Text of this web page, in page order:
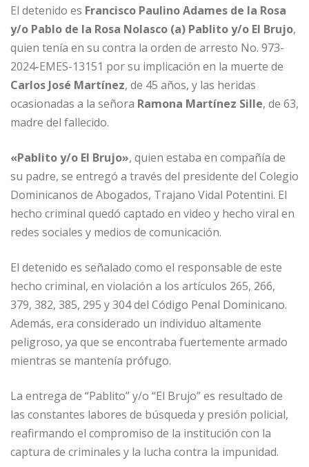
El detenido es Francisco Paulino Adames de la Rosa
y/o Pablo de la Rosa Nolasco (a) Pablito y/o El Brujo,
quien tenía en su contra la orden de arresto No. 973-
2024-EMES-13151 por su implicación en la muerte de
Carlos José Martínez, de 45 años, y las heridas
ocasionadas a la señora Ramona Martínez Sille, de 63,
madre del fallecido.
«Pablito y/o El Brujo», quien estaba en compañía de
su padre, se entregó a través del presidente del Colegio
Dominicanos de Abogados, Trajano Vidal Potentini. El
hecho criminal quedó captado en video y hecho viral en
redes sociales y medios de comunicación.
El detenido es señalado como el responsable de este
hecho criminal, en violación a los artículos 265, 266,
379, 382, 385, 295 y 304 del Código Penal Dominicano.
Además, era considerado un individuo altamente
peligroso, ya que se encontraba fuertemente armado
mientras se mantenía prófugo.
La entrega de “Pablito” y/o “El Brujo” es resultado de
las constantes labores de búsqueda y presión policial,
reafirmando el compromiso de la institución con la
captura de criminales y la lucha contra la impunidad.